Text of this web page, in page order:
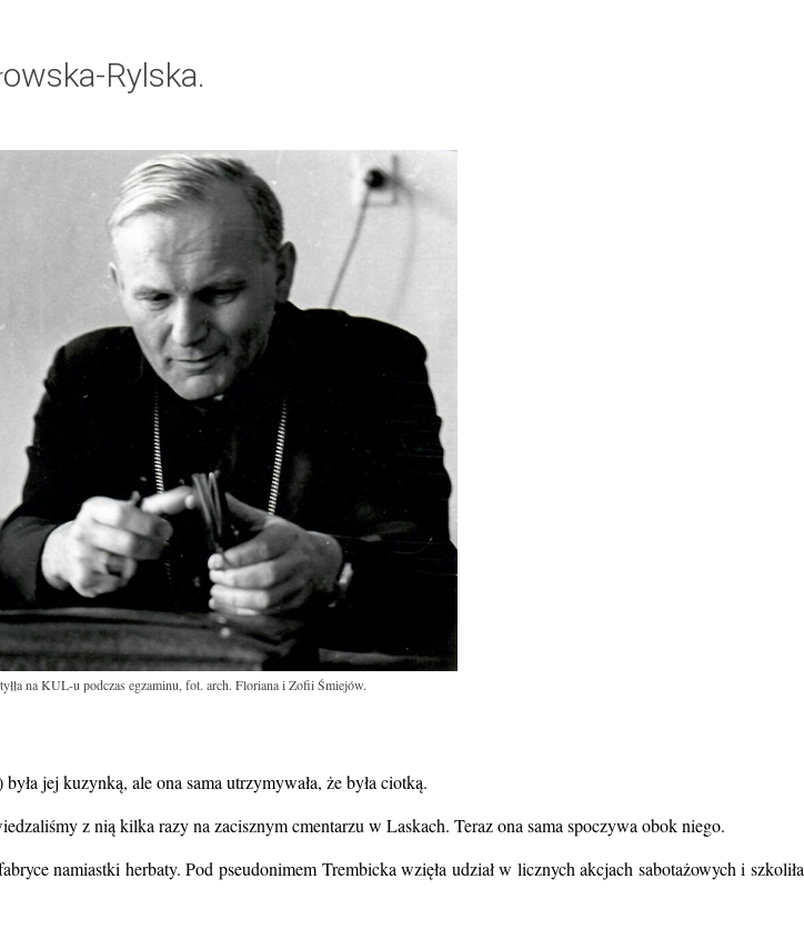
Rylska.
na KUL-u podczas egzaminu, fot. arch. Floriana i Zofii Śmiejów.
jej kuzynką, ale ona sama utrzymywała, że była ciotką.
z nią kilka razy na zacisznym cmentarzu w Laskach. Teraz ona sama spoczywa obok niego.
namiastki herbaty. Pod pseudonimem Trembicka wzięła udział w licznych akcjach sabotażowych i szkoliła